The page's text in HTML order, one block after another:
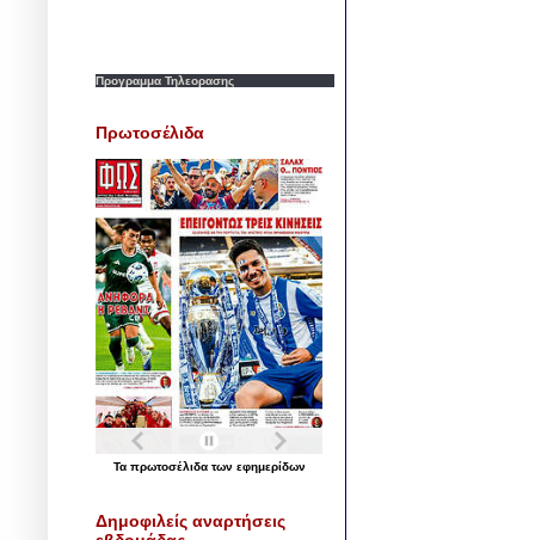
Προγραμμα Τηλεορασης
Πρωτοσέλιδα
Τα πρωτοσέλιδα των εφημερίδων
Δημοφιλείς αναρτήσεις